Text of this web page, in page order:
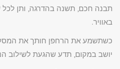
תבנה חכם, תשנה בהדרגה, ותן לכל
באוויר.
כשתשמע את הרחפן חותך את
יושב במקום, תדע שהגעת לשילוב